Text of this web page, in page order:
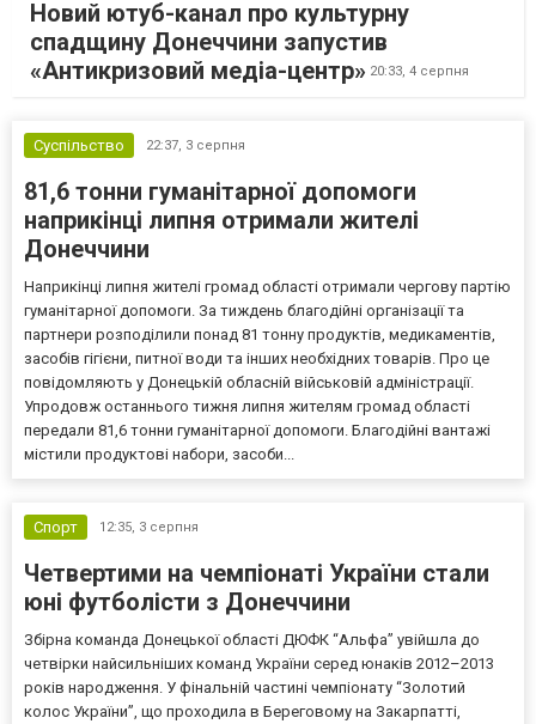
Новий ютуб-канал про культурну
спадщину Донеччини запустив
«Антикризовий медіа-центр» 20:33, 4 серпня
Суспільство 22:37, 3 серпня
81,6 тонни гуманітарної допомоги
наприкінці липня отримали жителі
Донеччини
Наприкінці липня жителі громад області отримали чергову партію
гуманітарної допомоги. За тиждень благодійні організації та
партнери розподілили понад 81 тонну продуктів, медикаментів,
засобів гігієни, питної води та інших необхідних товарів. Про це
повідомляють у Донецькій обласній військовій адміністрації.
Упродовж останнього тижня липня жителям громад області
передали 81,6 тонни гуманітарної допомоги. Благодійні вантажі
містили продуктові набори, засоби...
Спорт 12:35, 3 серпня
Четвертими на чемпіонаті України стали
юні футболісти з Донеччини
Збірна команда Донецької області ДЮФК “Альфа” увійшла до
четвірки найсильніших команд України серед юнаків 2012–2013
років народження. У фінальній частині чемпіонату “Золотий
колос України”, що проходила в Береговому на Закарпатті,